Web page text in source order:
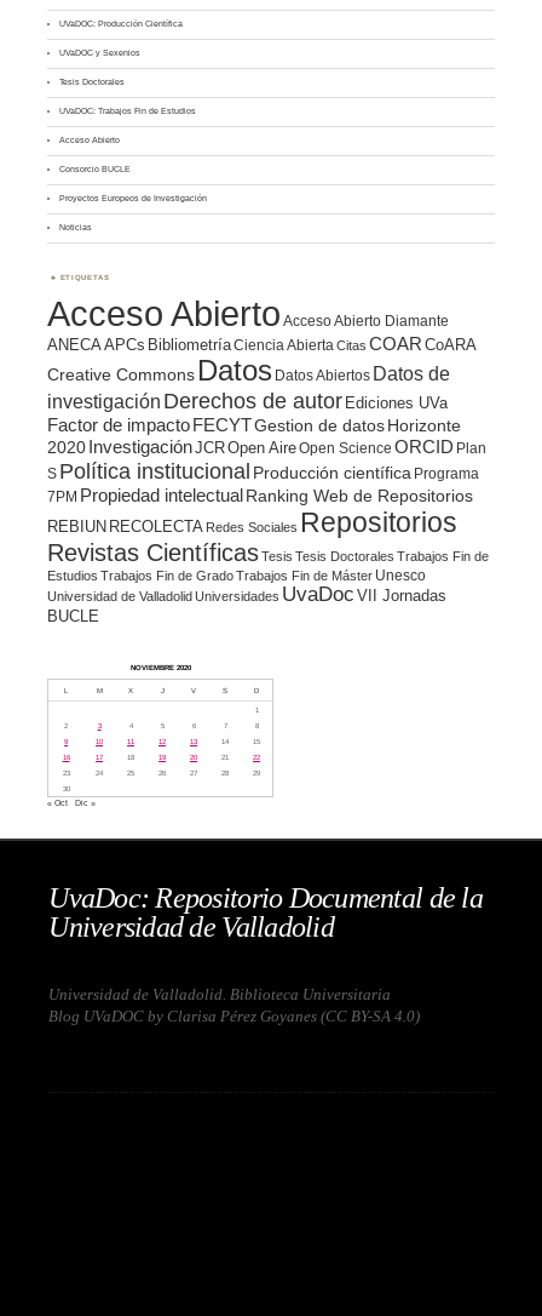
UVaDOC: Producción Científica
UVaDOC y Sexenios
Tesis Doctorales
UVaDOC: Trabajos Fin de Estudios
Acceso Abierto
Consorcio BUCLE
Proyectos Europeos de Investigación
Noticias
ETIQUETAS
Acceso Abierto Acceso Abierto Diamante
ANECA APCs BibliometríaCiencia Abierta Citas COAR CoARA
Creative Commons Datos Datos Abiertos Datos de
investigación Derechos de autor Ediciones UVa
Factor de impacto FECYTGestion de datosHorizonte
2020 InvestigaciónJCROpen AireOpen Science ORCID Plan
S Política institucional Producción científica Programa
7PM Propiedad intelectualRanking Web de Repositorios
REBIUN RECOLECTA Redes Sociales Repositorios
Revistas CientíficasTesis Tesis Doctorales Trabajos Fin de
Estudios Trabajos Fin de GradoTrabajos Fin de Máster Unesco
Universidad de ValladolidUniversidades UvaDoc VII Jornadas
BUCLE
NOVIEMBRE 2020
L M X J V S D
1
2
3 4 5 6 7
8
9
10 11 12 13 14
15
16
17 18 19 20 21
22
23
24 25 26 27 28
29
30
« Oct Dic »
UvaDoc: Repositorio Documental de la
Universidad de Valladolid
Universidad de Valladolid. Biblioteca Universitaria
Blog UVaDOC by Clarisa Pérez Goyanes (CC BY-SA 4.0)